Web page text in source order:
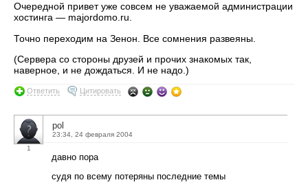
Очередной привет уже совсем не уважаемой администрации
хостинга — majordomo.ru.
Точно переходим на Зенон. Все сомнения развеяны.
(Сервера со стороны друзей и прочих знакомых так,
наверное, и не дождаться. И не надо.)
Ответить Цитировать
1
pol
23:34, 24 февраля 2004
давно пора
судя по всему потеряны последние темы